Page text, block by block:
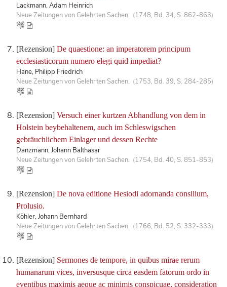
Lackmann, Adam Heinrich
Neue Zeitungen von Gelehrten Sachen. (1748, Bd. 34, S. 862-863)
[Rezension] De quaestione: an imperatorem principum
ecclesiasticorum numero elegi quid impediat?
Hane, Philipp Friedrich
Neue Zeitungen von Gelehrten Sachen. (1753, Bd. 39, S. 284-285)
[Rezension] Versuch einer kurtzen Abhandlung von dem in
Holstein beybehaltenem, auch im Schleswigschen
gebräuchlichem Einlager und dessen Rechte
Danzmann, Johann Balthasar
Neue Zeitungen von Gelehrten Sachen. (1754, Bd. 40, S. 851-853)
[Rezension] De nova editione Hesiodi adornanda consilium,
Prolusio.
Köhler, Johann Bernhard
Neue Zeitungen von Gelehrten Sachen. (1766, Bd. 52, S. 332-333)
[Rezension] Sermones de tempore, in quibus mirae rerum
humanarum vices, inversusque circa easdem fatorum ordo in
eventibus maximis aeque ac minimis conspicuae, consideration